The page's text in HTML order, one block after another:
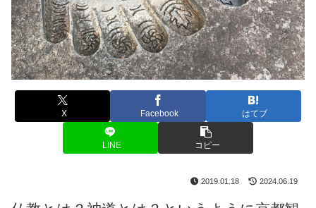
X Facebook はてブ
LINE コピー
2019.01.18 2024.06.19